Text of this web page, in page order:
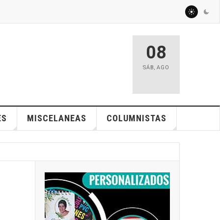
08
SÁB, AGO
MISCELANEAS COLUMNISTAS